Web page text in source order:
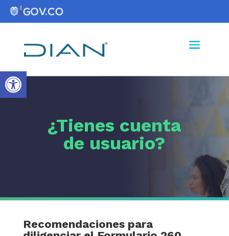
Abrir barra de herramientas
¿Tienes cuenta
de usuario?
Recomendaciones para